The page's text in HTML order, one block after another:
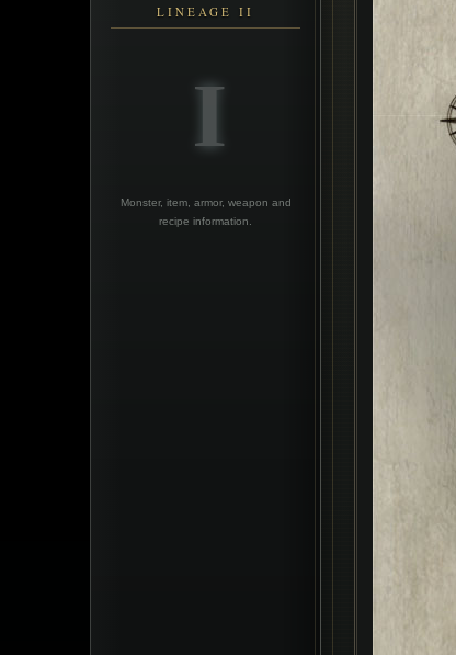
LINEAGE II
Monster, item, armor, weapon and
recipe information.